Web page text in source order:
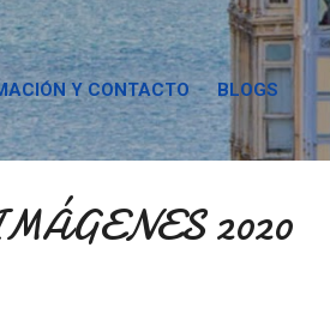
Y CONTACTO BLOGS
2020